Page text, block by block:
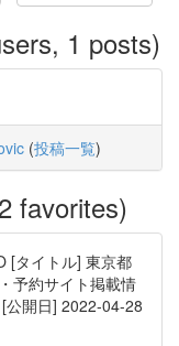
1 posts)
(投稿一覧)
favorites)
[タイトル] 東京都
予約サイト掲載情
開日] 2022-04-28